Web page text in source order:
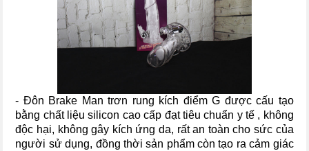
- Đôn Brake Man trơn rung kích điểm G được cấu tạo
bằng chất liệu silicon cao cấp đạt tiêu chuẩn y tế , không
độc hại, không gây kích ứng da, rất an toàn cho sức của
người sử dụng, đồng thời sản phẩm còn tạo ra cảm giác